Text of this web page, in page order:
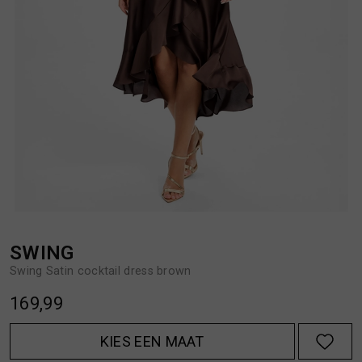
SWING
Swing Satin cocktail dress brown
169,99
KIES EEN MAAT